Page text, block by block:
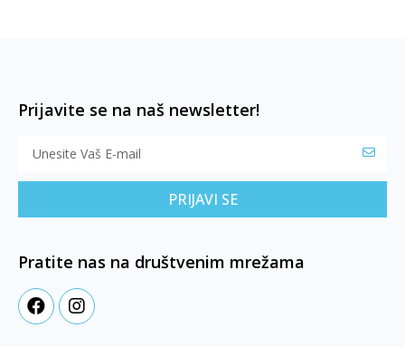
Prijavite se na naš newsletter!
PRIJAVI SE
Pratite nas na društvenim mrežama